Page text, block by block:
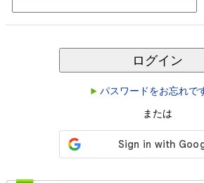
ログイン
パスワードをお忘れで
または